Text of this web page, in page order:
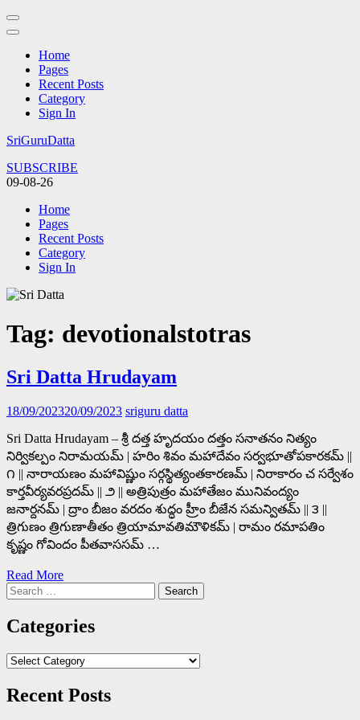
Home
Pages
Recent Posts
Category
Sign In
Skip
content
(Press
SriGuruDatta
SUBSCRIBE
09-08-26
Home
Pages
Recent Posts
Category
Sign In
Tag: devotionalstotras
Sri Datta Hrudayam
18/09/202320/09/2023 sriguru datta
Sri Datta Hrudayam – శ్రీ దత్త హృదయం దత్తం సనాతనం నిత్యం
నిర్వికల్పం నిరామయమ్ | హరిం శివం మహాదేవం సర్వభూతోపకారకమ్ ||
౧ || నారాయణం మహావిష్ణుం సర్గస్థిత్యంతకారణమ్ | నిరాకారం చ సర్వేశం
కార్తవీర్యవరప్రదమ్ || ౨ || అత్రిపుత్రం మహాతేజం మునివంద్యం
జనార్దనమ్ | ద్రాం బీజం వరదం శుద్ధం హ్రీం బీజేన సమన్వితమ్ || ౩ ||
త్రిగుణం త్రిగుణాతీతం త్రియామావతిమౌళికమ్ | రామం రమాపతిం
కృష్ణం గోవిందం పీతవాససమ్ …
Read More
Search
for:
Categories
Categories
Recent Posts